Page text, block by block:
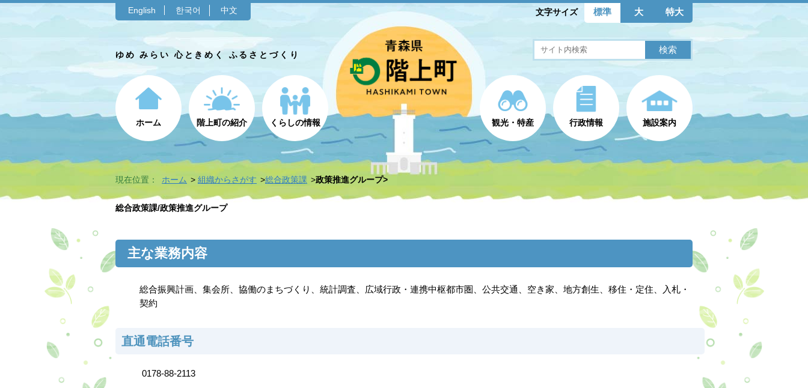
English 한국어 中文 文字サイズ 標準 大 特大
ゆめ みらい 心ときめく ふるさとづくり
ホーム 階上町の紹介 くらしの情報 観光・特産 行政情報 施設案内
現在位置： ホーム 組織からさがす 総合政策課 政策推進グループ
総合政策課/政策推進グループ
主な業務内容
総合振興計画、集会所、協働のまちづくり、統計調査、広域行政・連携中枢都市圏、公共交通、空き家、地方創生、移住・定住、入札・
契約
直通電話番号
0178-88-2113